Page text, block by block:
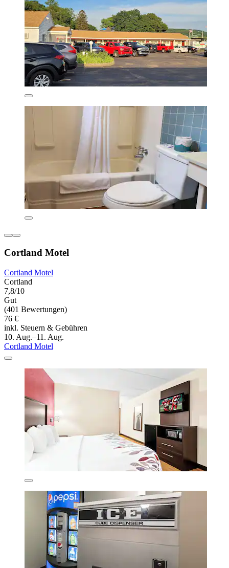
Cortland Motel
Cortland Motel
Cortland
7,8/10
Gut
(401 Bewertungen)
76 €
inkl. Steuern & Gebühren
10. Aug.–11. Aug.
Cortland Motel